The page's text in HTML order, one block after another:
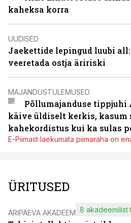
kaheksa korra
UUDISED
Jaekettide lepingud luubi
veeretada ostja äririski
MAJANDUSTULEMUSED
Põllumajanduse tippjuhi
käive üldiselt kerkis, kasum
kahekordistus kui ka sulas
E-Piimast laekumata piimaraha on
ÜRITUSED
ÄRIPÄEVA AKADEEMIA8 akadeemilist